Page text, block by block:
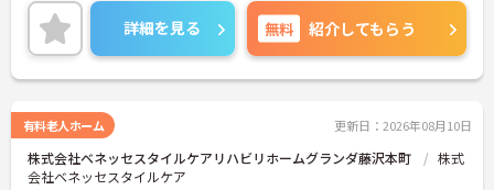
きやすい環境が整っています。
＜寄り添ったケアの実施＞利用者さまに深く寄り添
ったサービスの提供を目指し、職員の専門性を高め
るような人材育成にも注力されています。
詳細をお話ししますのでお気軽にご相談ください！
詳細を見る 無料 紹介してもらう
有料老人ホーム 更新日：2026年08月10日
株式会社ベネッセスタイルケアリハビリホームグランダ藤沢本町
株式
会社ベネッセスタイルケア